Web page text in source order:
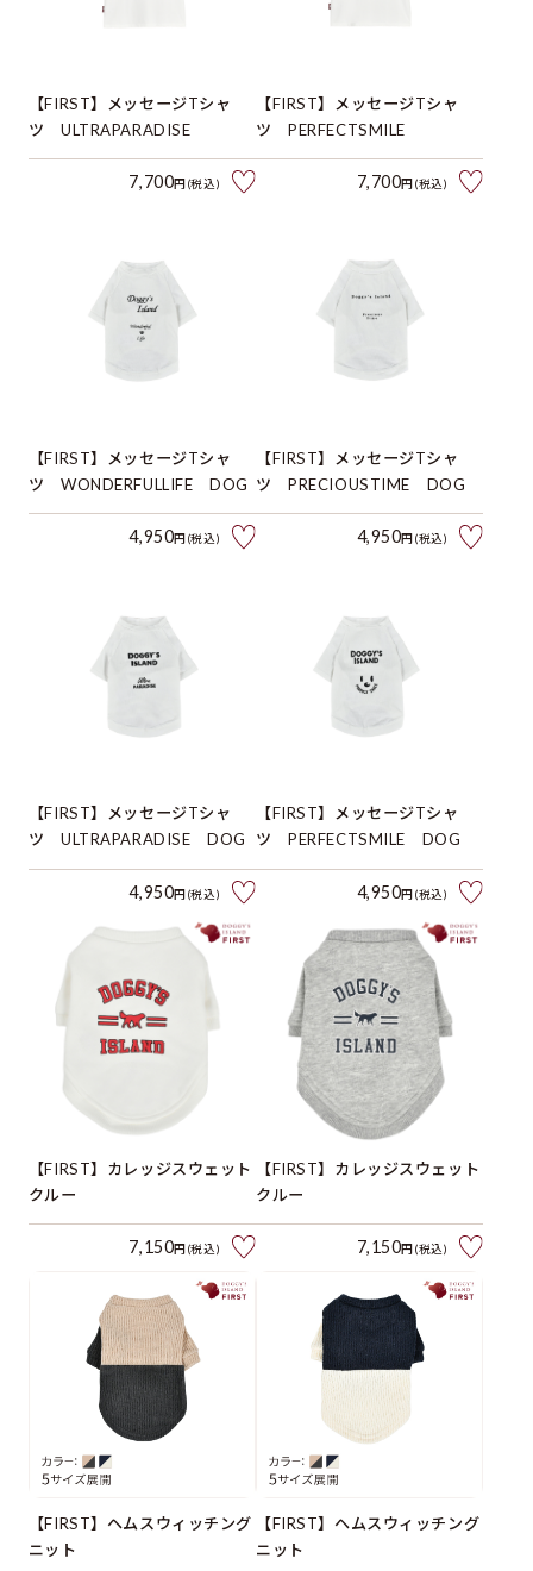
【FIRST】メッセージTシャ
ツ ULTRAPARADISE
7,700円(税込)
【FIRST】メッセージTシャ
ツ PERFECTSMILE
7,700円(税込)
【FIRST】メッセージTシャ
ツ WONDERFULLIFE DOG
4,950円(税込)
【FIRST】メッセージTシャ
ツ PRECIOUSTIME DOG
4,950円(税込)
【FIRST】メッセージTシャ
ツ ULTRAPARADISE DOG
4,950円(税込)
【FIRST】メッセージTシャ
ツ PERFECTSMILE DOG
4,950円(税込)
【FIRST】カレッジスウェット
クルー
7,150円(税込)
【FIRST】カレッジスウェット
クルー
7,150円(税込)
【FIRST】ヘムスウィッチング
ニット
【FIRST】ヘムスウィッチング
ニット